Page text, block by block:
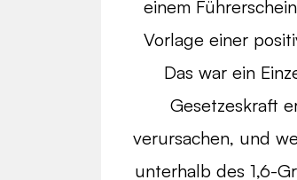
einem
Vorlage einer
Das war ein
Gesetzeskraft
verursachen, und
unterhalb des 1,6-